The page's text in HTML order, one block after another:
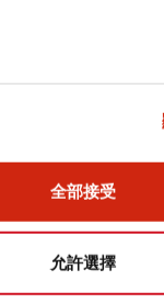
全部接受
允許選擇
LW系列 控制元件
1.23MB